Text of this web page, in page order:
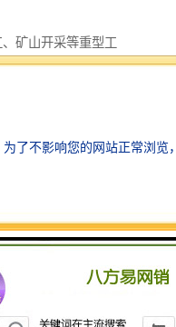
矿山开采等重型工
要操作员来操作。
土、除草等农田作
于携带和操作。
，适合农民自己使